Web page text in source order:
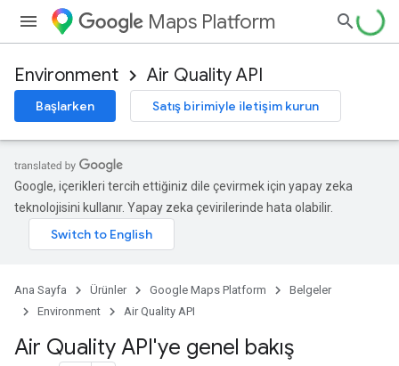
Maps Platform
Environment Air Quality API
Başlarken Satış birimiyle iletişim kurun
Google, içerikleri tercih ettiğiniz dile çevirmek için yapay zeka
teknolojisini kullanır. Yapay zeka çevirilerinde hata olabilir.
Ana Sayfa Ürünler Google Maps Platform
Belgeler
Environment
Air Quality API
Air Quality API'ye genel bakış